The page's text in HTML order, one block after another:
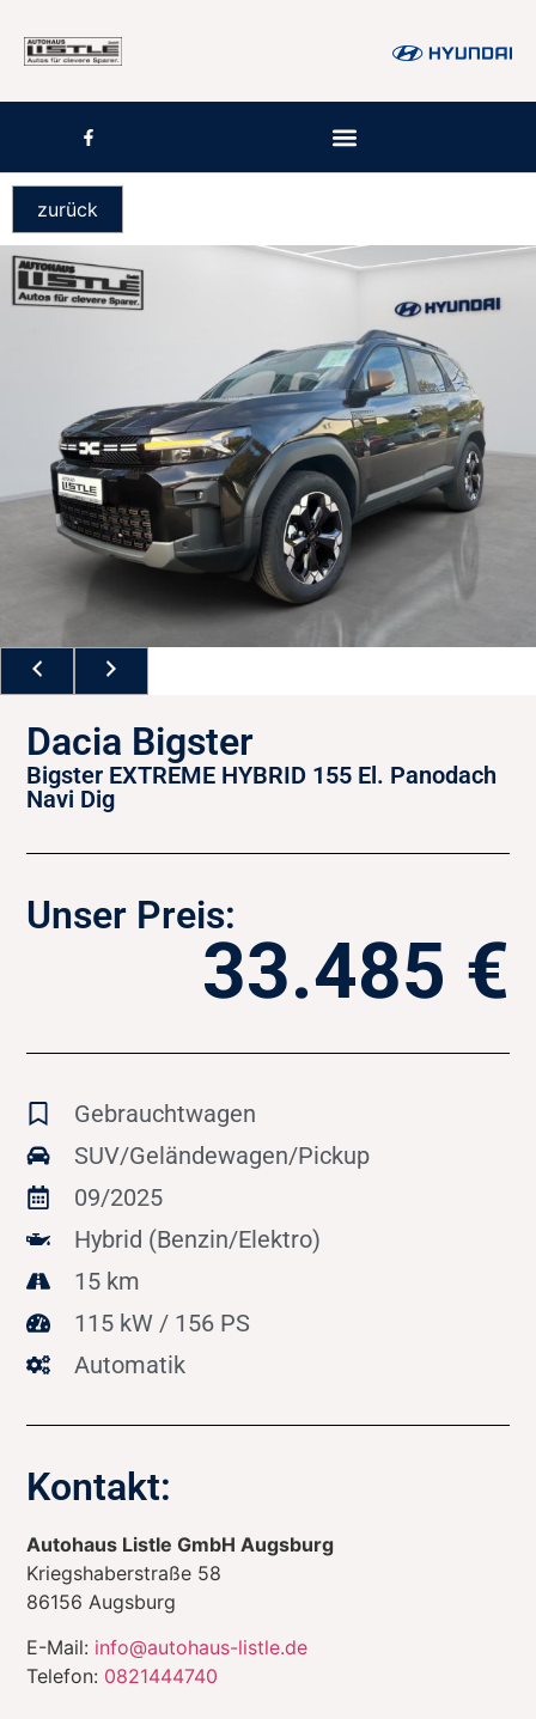
zurück
Dacia Bigster
Bigster EXTREME HYBRID 155 El. Panodach
Navi Dig
Unser Preis:
33.485 €
Gebrauchtwagen
SUV/Geländewagen/Pickup
09/2025
Hybrid (Benzin/Elektro)
15 km
115 kW / 156 PS
Automatik
Kontakt:
Autohaus Listle GmbH Augsburg
Kriegshaberstraße 58
86156 Augsburg
E-Mail: info@autohaus-listle.de
Telefon: 0821444740